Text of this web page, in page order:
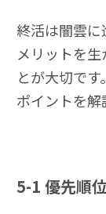
終活は闇雲
メリットを
とが大切で
ポイントを解
5-1 優先順